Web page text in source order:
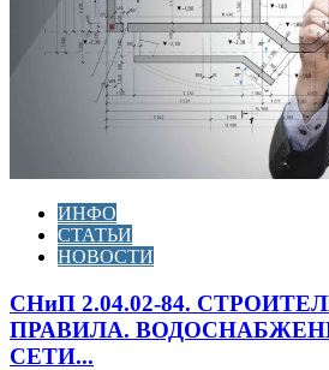
ИНФО
СТАТЬИ
НОВОСТИ
СНиП 2.04.02-84.
ПРАВИЛА.
СЕТИ...